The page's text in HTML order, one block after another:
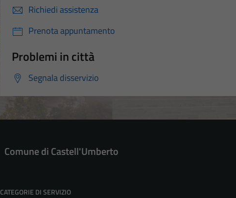
Richiedi assistenza
Prenota appuntamento
Problemi in città
Segnala disservizio
Comune di Castell'Umberto
CATEGORIE DI SERVIZIO